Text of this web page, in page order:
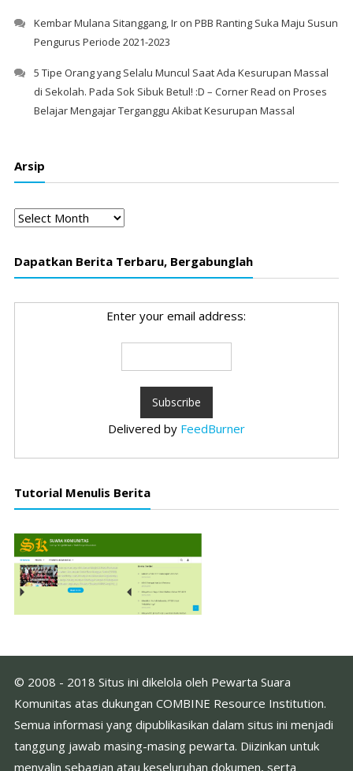
Kembar Mulana Sitanggang, Iron PBB Ranting Suka Maju Susun
Pengurus Periode 2021-2023
5 Tipe Orang yang Selalu Muncul Saat Ada Kesurupan Massal
di Sekolah. Pada Sok Sibuk Betul! :D – Corner Read on Proses
Belajar Mengajar Terganggu Akibat Kesurupan Massal
Arsip
Arsip
Dapatkan Berita Terbaru, Bergabunglah
Enter your email address:
Delivered by FeedBurner
Tutorial Menulis Berita
© 2008 - 2018 Situs ini dikelola oleh Pewarta Suara
Komunitas atas dukungan COMBINE Resource Institution.
Semua informasi yang dipublikasikan dalam situs ini menjadi
tanggung jawab masing-masing pewarta. Diizinkan untuk
menyalin sebagian atau keseluruhan dokumen, serta